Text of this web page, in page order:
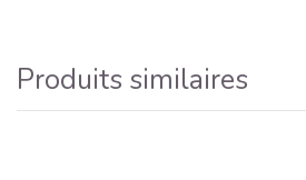
Produits similaires